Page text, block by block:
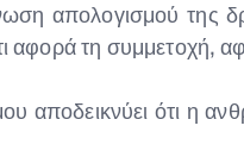
απολογισμού της
αφορά τη συμμετοχή,
αποδεικνύει ότι η